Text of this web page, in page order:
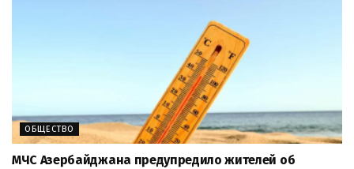
ОБЩЕСТВО
МЧС Азербайджана предупредило жителей об